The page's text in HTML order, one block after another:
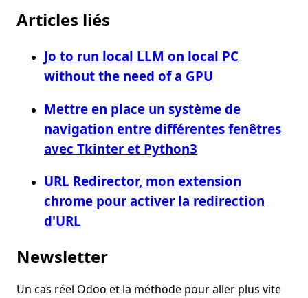
Articles liés
Jo to run local LLM on local PC
without the need of a GPU
Mettre en place un système de
navigation entre différentes fenêtres
avec Tkinter et Python3
URL Redirector, mon extension
chrome pour activer la redirection
d'URL
Newsletter
Un cas réel Odoo et la méthode pour aller plus vite